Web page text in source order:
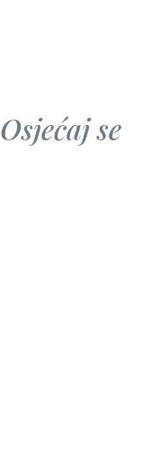
Osjećaj se